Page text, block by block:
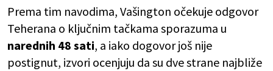
Prema tim navodima, Vašington očekuje odgovor
Teherana o ključnim tačkama sporazuma u
narednih 48 sati, a iako dogovor još nije
postignut, izvori ocenjuju da su dve strane najbliže